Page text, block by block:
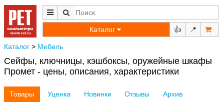
Каталог 👍 📍
Каталог > Мебель
Сейфы, ключницы, кэшбоксы, оружейные шкафы
Промет - цены, описания, характеристики
Товары Уценка Новинки Отзывы
Архив